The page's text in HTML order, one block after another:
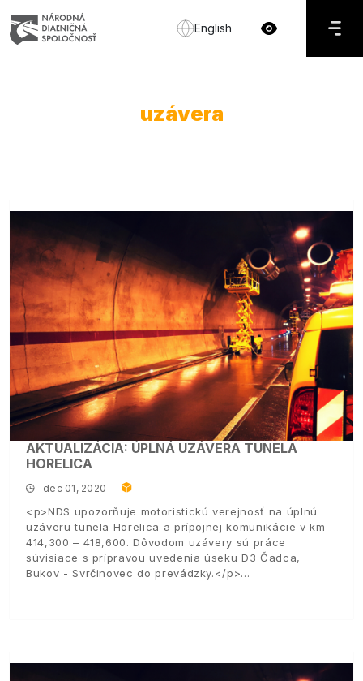
English
uzávera
AKTUALIZÁCIA: ÚPLNÁ UZÁVERA TUNELA
HORELICA
dec 01, 2020
<p>NDS upozorňuje motoristickú verejnosť na úplnú
uzáveru tunela Horelica a prípojnej komunikácie v km
414,300 – 418,600. Dôvodom uzávery sú práce
súvisiace s prípravou uvedenia úseku D3 Čadca,
Bukov - Svrčinovec do prevádzky.</p>